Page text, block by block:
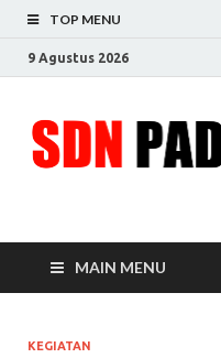
TOP MENU
9 Agustus 2026
SDN
MAIN MENU
KEGIATAN